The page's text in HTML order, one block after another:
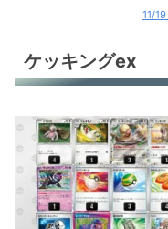
ピカチュウex
カミツオロチex
ブリジュラスex
ブリジュラスex
ユキメノコ＋マ
11/
ケッキングex